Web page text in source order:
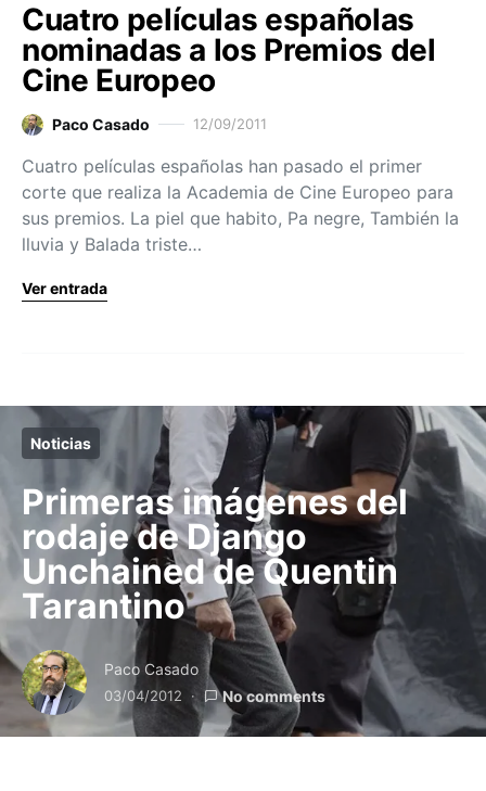
Cuatro películas españolas
nominadas a los Premios del
Cine Europeo
Paco Casado 12/09/2011
Cuatro películas españolas han pasado el primer
corte que realiza la Academia de Cine Europeo para
sus premios. La piel que habito, Pa negre, También la
lluvia y Balada triste…
Ver entrada
Noticias
Primeras imágenes del
rodaje de Django
Unchained de Quentin
Tarantino
Paco Casado
03/04/2012 No comments